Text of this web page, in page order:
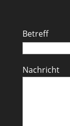
Betreff
Nachricht